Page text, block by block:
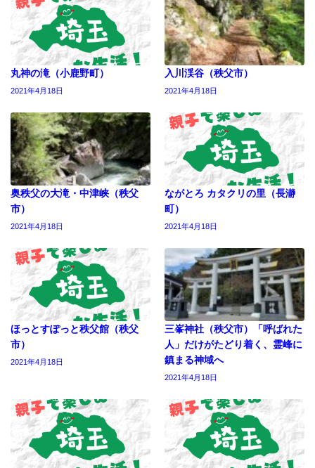
丸神の滝（小鹿野町）
2021年4月18日
入川渓谷（秩父市）
2021年4月18日
奥秩父の大滝・中津峡（秩父
市）
2021年4月18日
ながとろ カタクリの里（長瀞
町）
2021年4月18日
ほっとすぽっと秩父館（秩父
市）
2021年4月18日
三峯神社（秩父市）「呼ばれた
人」だけがたどり着く、霊峰に
鎮まる神域へ
2021年4月18日